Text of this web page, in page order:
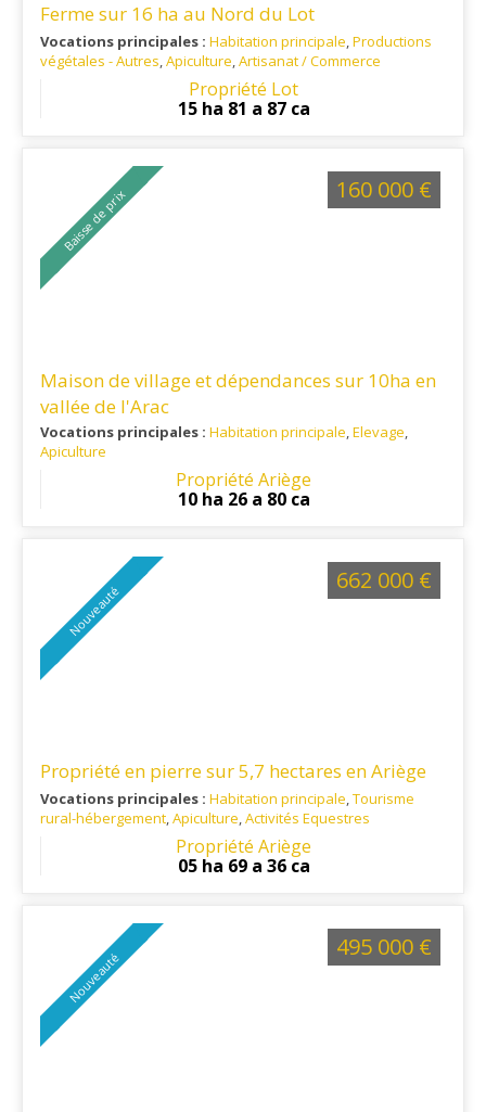
Ferme sur 16 ha au Nord du Lot
Vocations principales : Habitation principale,Productions
végétales - Autres,Apiculture,Artisanat / Commerce
: Proche Cantal et Corrèze.
Propriété Lot
15 ha 81 a 87 ca
Baisse de prix
Maison de village et dépendances sur 10ha en
vallée de l'Arac
Vocations principales : Habitation principale,Elevage,
Apiculture
: Hameau de montagne, A 15 minutes des
commerces, écoles, A 45 minutes de Saint-Girons
Propriété Ariège
10 ha 26 a 80 ca
160 000 €
Nouveauté
Propriété en pierre sur 5,7 hectares en Ariège
Vocations principales : Habitation principale,Tourisme
rural-hébergement,Apiculture,Activités Equestres
: A 20 minutes de Pamiers et 20 minutes de
Propriété Ariège
05 ha 69 a 36 ca
662 000 €
Nouveauté
495 000 €